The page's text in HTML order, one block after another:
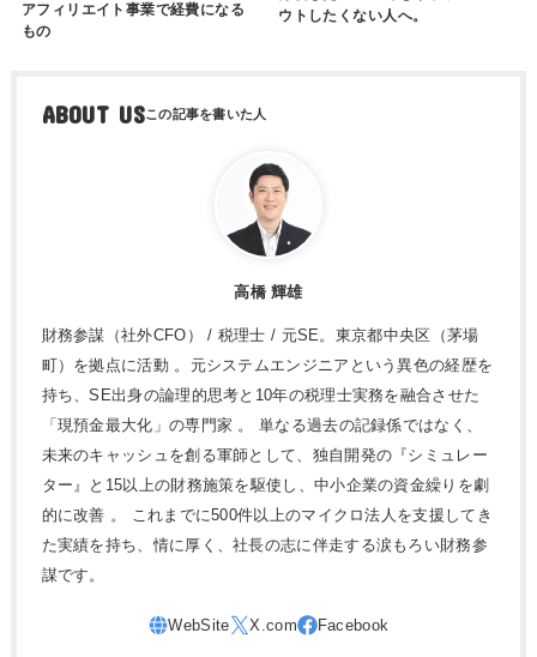
アフィリエイト事業で経費になる
もの
ウトしたくない人へ。
ABOUT US
高橋 輝雄
財務参謀（社外CFO） / 税理士 / 元SE。東京都中央区（茅場
町）を拠点に活動 。元システムエンジニアという異色の経歴を
持ち、SE出身の論理的思考と10年の税理士実務を融合させた
「現預金最大化」の専門家 。 単なる過去の記録係ではなく、
未来のキャッシュを創る軍師として、独自開発の『シミュレー
ター』と15以上の財務施策を駆使し、中小企業の資金繰りを劇
的に改善 。 これまでに500件以上のマイクロ法人を支援してき
た実績を持ち、情に厚く、社長の志に伴走する涙もろい財務参
謀です。